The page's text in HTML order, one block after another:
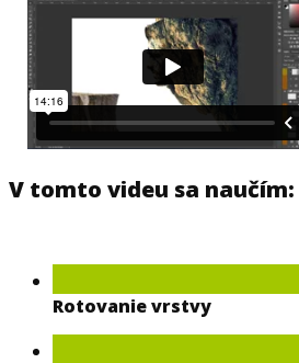
V tomto videu sa naučím:
Rotovanie vrstvy